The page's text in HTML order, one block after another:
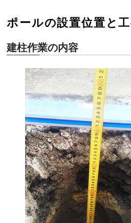
ポールの設置位置と
建柱作業の内容